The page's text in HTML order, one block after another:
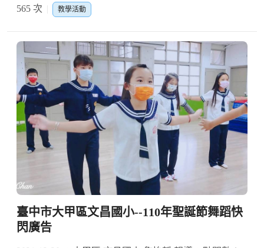
565 次
教學活動
臺中市大甲區文昌國小--110年聖誕節舞蹈快
閃廣告